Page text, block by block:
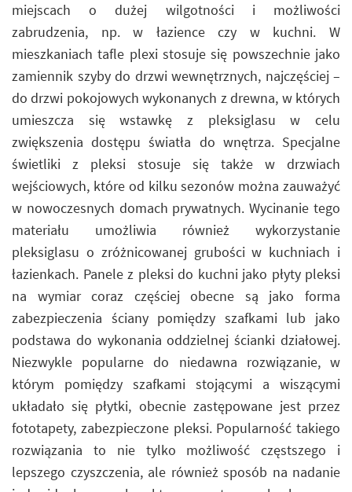
miejscach o dużej wilgotności i możliwości
zabrudzenia, np. w łazience czy w kuchni. W
mieszkaniach tafle plexi stosuje się powszechnie jako
zamiennik szyby do drzwi wewnętrznych, najczęściej –
do drzwi pokojowych wykonanych z drewna, w których
umieszcza się wstawkę z pleksiglasu w celu
zwiększenia dostępu światła do wnętrza. Specjalne
świetliki z pleksi stosuje się także w drzwiach
wejściowych, które od kilku sezonów można zauważyć
w nowoczesnych domach prywatnych. Wycinanie tego
materiału umożliwia również wykorzystanie
pleksiglasu o zróżnicowanej grubości w kuchniach i
łazienkach. Panele z pleksi do kuchni jako płyty pleksi
na wymiar coraz częściej obecne są jako forma
zabezpieczenia ściany pomiędzy szafkami lub jako
podstawa do wykonania oddzielnej ścianki działowej.
Niezwykle popularne do niedawna rozwiązanie, w
którym pomiędzy szafkami stojącymi a wiszącymi
układało się płytki, obecnie zastępowane jest przez
fototapety, zabezpieczone pleksi. Popularność takiego
rozwiązania to nie tylko możliwość częstszego i
lepszego czyszczenia, ale również sposób na nadanie